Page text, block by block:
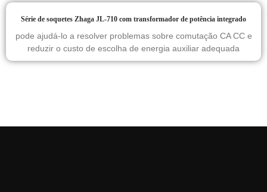
Série de soquetes Zhaga JL-710 com transformador de potência integrado
pode ajudá-lo a resolver problemas sobre comutação CA CC e
reduzir o custo de escolha de energia auxiliar adequada